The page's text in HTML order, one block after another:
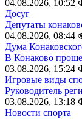
04.08.2026, 10:52
Досуг
Депутаты
04.08.2026, 08:44
Дума
В Конаково
03.08.2026, 15:24
Игровые виды
Руководитель
03.08.2026, 13:18
Новости спорта